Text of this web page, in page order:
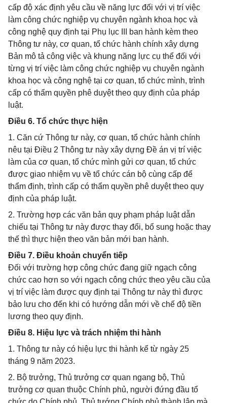
cấp độ xác định yêu cầu về năng lực đối với vị trí việc
làm công chức nghiệp vụ chuyên ngành khoa học và
công nghệ quy định tại Phụ lục III ban hành kèm theo
Thông tư này, cơ quan, tổ chức hành chính xây dựng
Bản mô tả công việc và khung năng lực cụ thể đối với
từng vị trí việc làm công chức nghiệp vụ chuyên ngành
khoa học và công nghệ tại cơ quan, tổ chức mình, trình
cấp có thẩm quyền phê duyệt theo quy định của pháp
luật.
Điều 6. Tổ chức thực hiện
1. Căn cứ Thông tư này, cơ quan, tổ chức hành chính
nêu tại Điều 2 Thông tư này xây dựng Đề án vị trí việc
làm của cơ quan, tổ chức mình gửi cơ quan, tổ chức
được giao nhiệm vụ về tổ chức cán bộ cùng cấp để
thẩm định, trình cấp có thẩm quyền phê duyệt theo quy
định của pháp luật.
2. Trường hợp các văn bản quy phạm pháp luật dẫn
chiếu tại Thông tư này được thay đổi, bổ sung hoặc thay
thế thì thực hiện theo văn bản mới ban hành.
Điều 7. Điều khoản chuyển tiếp
Đối với trường hợp công chức đang giữ ngạch công
chức cao hơn so với ngạch công chức theo yêu cầu của
vị trí việc làm được quy định tại Thông tư này thì được
bảo lưu cho đến khi có hướng dẫn mới về chế độ tiền
lương theo quy định.
Điều 8. Hiệu lực và trách nhiệm thi hành
1. Thông tư này có hiệu lực thi hành kể từ ngày 25
tháng 9 năm 2023.
2. Bộ trưởng, Thủ trưởng cơ quan ngang bộ, Thủ
trưởng cơ quan thuộc Chính phủ, người đứng đầu tổ